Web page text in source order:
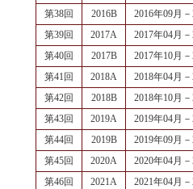
第38回
2016B
2016年09月
第39回
2017A
2017年04月
第40回
2017B
2017年10月
第41回
2018A
2018年04月
第42回
2018B
2018年10月
第43回
2019A
2019年04月
第44回
2019B
2019年09月
第45回
2020A
2020年04月
第46回
2021A
2021年04月